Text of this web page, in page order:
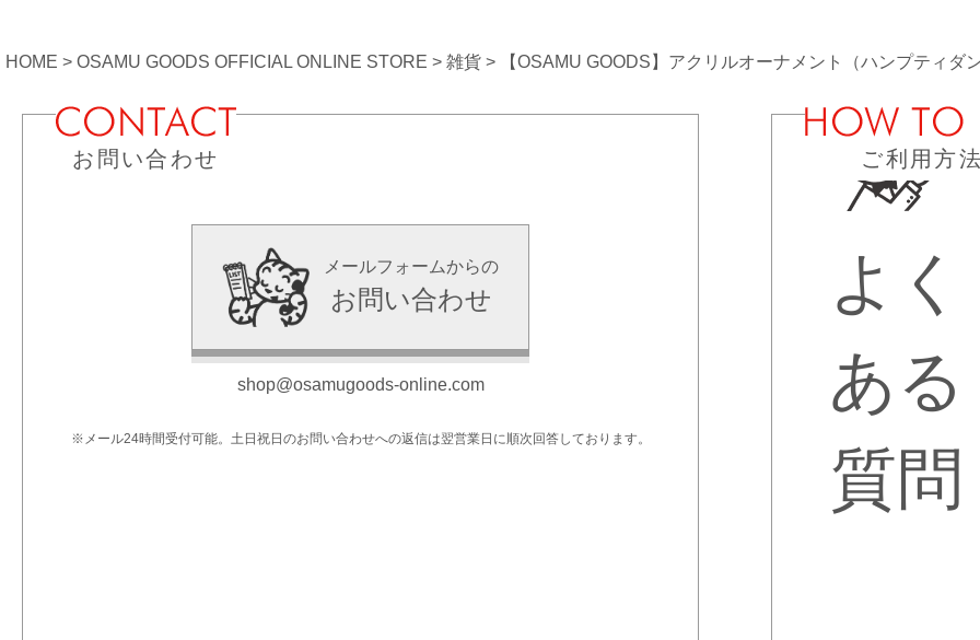
HOME OSAMU GOODS OFFICIAL ONLINE STORE 雑貨 【OSAMU GOODS】アクリルオーナメント（ハンプティダ
お問い合わせ
メールフォームからの
お問い合わせ
shop@osamugoods-online.com
※メール24時間受付可能。土日祝日のお問い合わせへの返信は翌営業日に順次回答しております。
ご利用方
よく
ある
質問